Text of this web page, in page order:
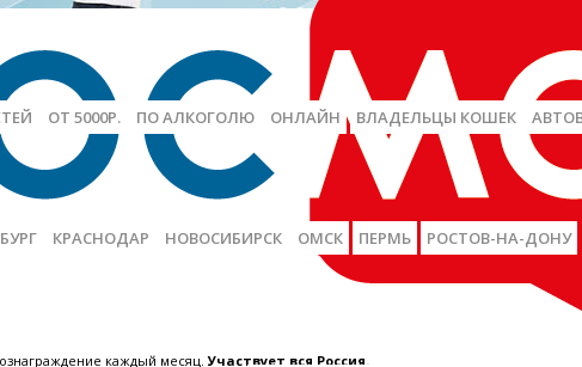
ОТ 5000Р. ПО АЛКОГОЛЮ ОНЛАЙН ВЛАДЕЛЬЦЫ КОШЕК
КРАСНОДАР НОВОСИБИРСК ОМСК ПЕРМЬ РОСТОВ-НА-ДОНУ
каждый месяц.Участвует вся Россия.